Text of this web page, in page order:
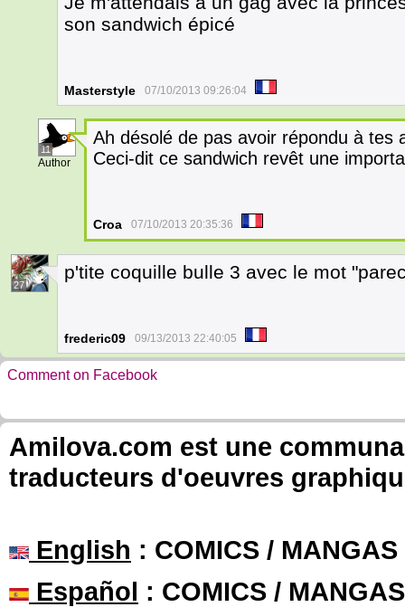
son sandwich épicé
Masterstyle 07/10/2013 09:26:04
11
Author
Ah désolé de pas avoir répondu à tes
Ceci-dit ce sandwich revêt une
Croa 07/10/2013 20:35:36
27
p'tite coquille bulle 3 avec le mot
frederic09 09/13/2013 22:40:05
Comment on Facebook
Amilova.com est une
traducteurs d'oeuvres
English : COMICS /
Español : COMICS /